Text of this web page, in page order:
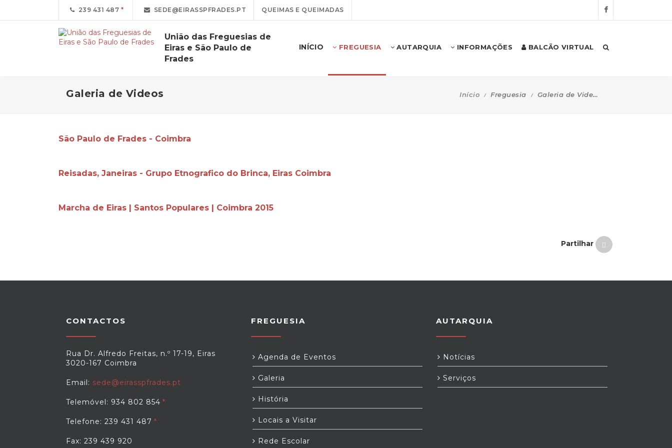
239 431 487 SEDE@EIRASSPFRADES.PT QUEIMAS E QUEIMADAS
União das Freguesias de
Eiras e São Paulo de
Frades
INÍCIO FREGUESIA AUTARQUIA INFORMAÇÕES BALCÃO VIRTUAL
Galeria de Videos Início Freguesia Galeria de Videos
São Paulo de Frades - Coimbra
Reisadas, Janeiras - Grupo Etnografico do Brinca, Eiras Coimbra
Marcha de Eiras | Santos Populares | Coimbra 2015
Partilhar
CONTACTOS
Rua Dr. Alfredo Freitas, n.º 17-19, Eiras
3020-167 Coimbra
Email: sede@eirasspfrades.pt
Telemóvel: 934 802 854
Telefone: 239 431 487
Fax: 239 439 920
FREGUESIA
Agenda de Eventos
Galeria
História
Locais a Visitar
Rede Escolar
AUTARQUIA
Notícias
Serviços